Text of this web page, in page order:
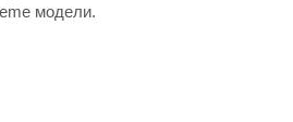
модели.